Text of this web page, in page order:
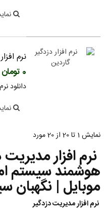
نرم
0 تومان
دانلود
نمایش 1 تا 20 از 20 مورد
نرم افزار
هوشمند سیستم
موبایل | نگهبان
نرم افزار مدیریت دزدگیر